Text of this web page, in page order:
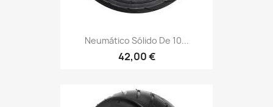
Neumático Sólido De 10...
42,00 €